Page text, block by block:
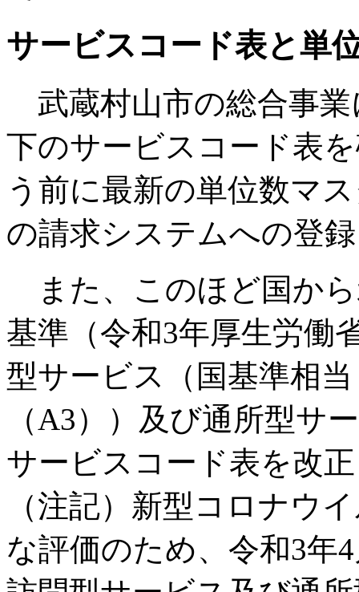
サービスコード表と単
武蔵村山市の総合事業
下のサービスコード表
う前に最新の単位数マ
の請求システムへの登
また、このほど国か
基準（令和3年厚生労働
型サービス（国基準相
（A3））及び通所型サ
サービスコード表を改
（注記）新型コロナウ
な評価のため、令和3年